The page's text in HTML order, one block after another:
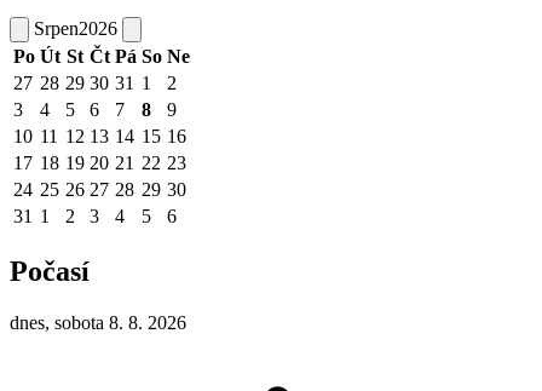
Srpen2026
Po Út St Čt Pá So Ne
27 28 29 30 31 1
2
3
4 5 6 7 8
9
10 11 12 13 14 15 16
17 18 19 20 21 22 23
24 25 26 27 28 29 30
31 1 2 3 4 5 6
Počasí
dnes, sobota 8. 8. 2026